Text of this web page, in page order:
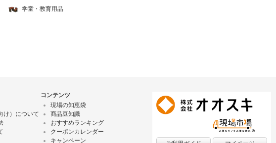
学童・教育用品
け）について
コンテンツ
現場の知恵袋
商品豆知識
おすすめランキング
クーポンカレンダー
キャンペーン